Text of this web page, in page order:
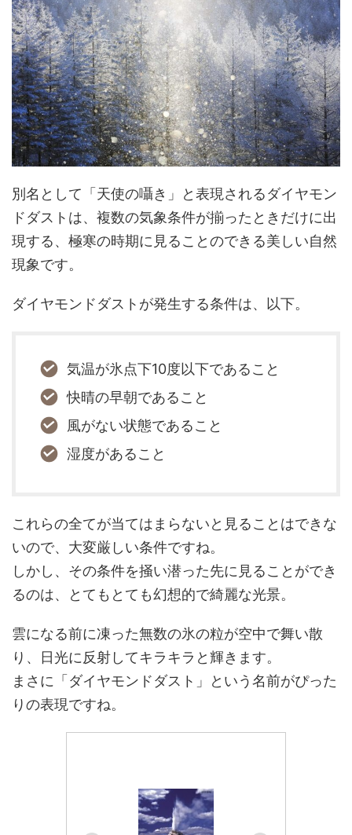
別名として「天使の囁き」と表現されるダイヤモン
ドダストは、複数の気象条件が揃ったときだけに出
現する、極寒の時期に見ることのできる美しい自然
現象です。
ダイヤモンドダストが発生する条件は、以下。
気温が氷点下10度以下であること
快晴の早朝であること
風がない状態であること
湿度があること
これらの全てが当てはまらないと見ることはできな
いので、大変厳しい条件ですね。
しかし、その条件を掻い潜った先に見ることができ
るのは、とてもとても幻想的で綺麗な光景。
雲になる前に凍った無数の氷の粒が空中で舞い散
り、日光に反射してキラキラと輝きます。
まさに「ダイヤモンドダスト」という名前がぴった
りの表現ですね。